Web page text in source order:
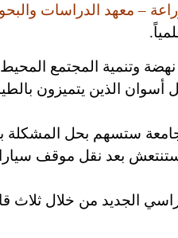
– معهد الدراسات
وتنمية المجتمع المحيط،
أسوان الذين يتميزون
ستسهم بحل
بعد نقل موقف
الجديد من خلال ثلاث